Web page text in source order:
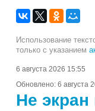
Использование
только с указанием
6 августа 2026 15:55
Обновлено: 6 августа
Не экран